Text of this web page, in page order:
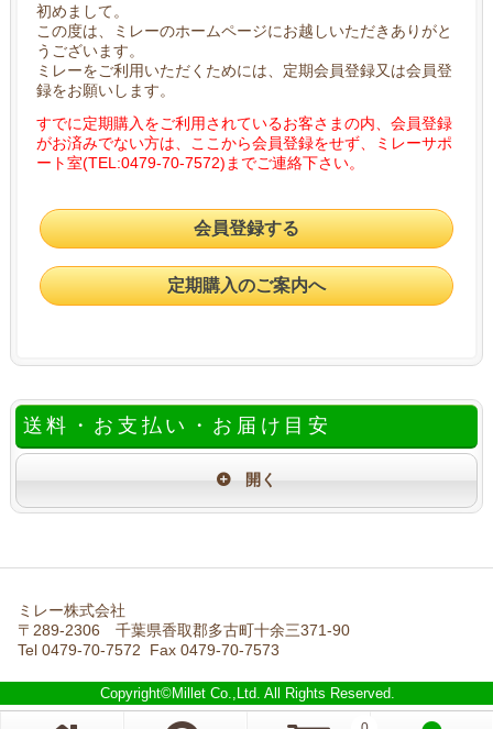
初めまして。
この度は、ミレーのホームページにお越しいただきありがと
うございます。
ミレーをご利用いただくためには、定期会員登録又は会員登
録をお願いします。
すでに定期購入をご利用されているお客さまの内、会員登録
がお済みでない方は、ここから会員登録をせず、ミレーサポ
ート室(TEL:0479-70-7572)までご連絡下さい。
会員登録する
定期購入のご案内へ
送料・お支払い・お届け目安
ミレー株式会社
〒289-2306 千葉県香取郡多古町十余三371-90
Tel 0479-70-7572 Fax 0479-70-7573
Copyright©Millet Co.,Ltd. All Rights Reserved.